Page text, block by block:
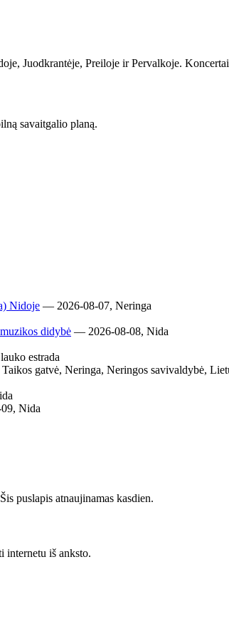
Juodkrantėje, Preiloje ir Pervalkoje.
savaitgalio planą.
Nidoje — 2026-08-07, Neringa
didybė — 2026-08-08, Nida
estrada
gatvė, Neringa, Neringos savivaldybė,
Nida
puslapis atnaujinamas kasdien.
internetu iš anksto.